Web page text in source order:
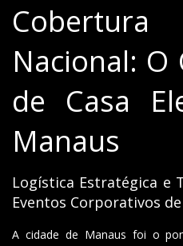
Cobertura
Nacional: O
de Casa
Manaus
Logística Estratégica e
Eventos Corporativos
A cidade de Manaus foi o